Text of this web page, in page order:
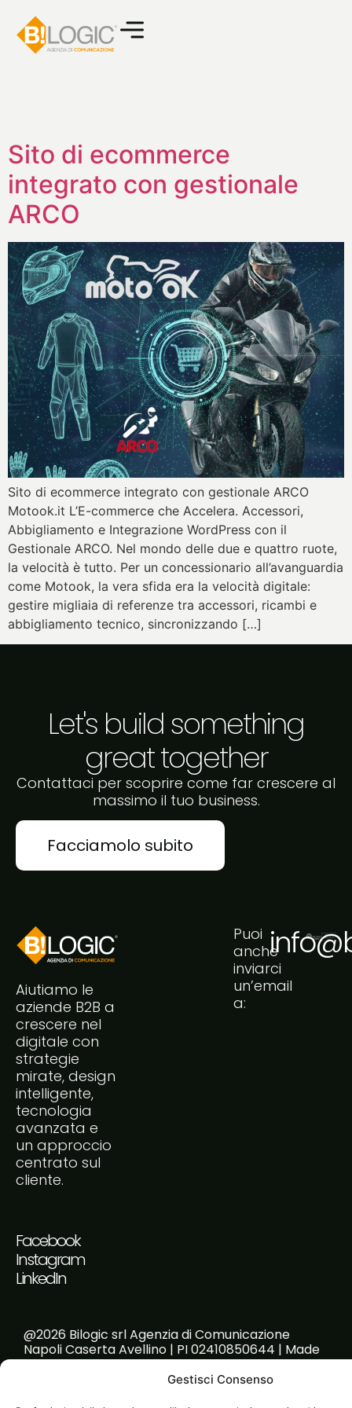
Gestisci Consenso
Sito di ecommerce
integrato con gestionale
ARCO
Sito di ecommerce integrato con gestionale ARCO
Motook.it L’E-commerce che Accelera. Accessori,
Abbigliamento e Integrazione WordPress con il
Gestionale ARCO. Nel mondo delle due e quattro ruote,
la velocità è tutto. Per un concessionario all’avanguardia
come Motook, la vera sfida era la velocità digitale:
gestire migliaia di referenze tra accessori, ricambi e
abbigliamento tecnico, sincronizzando […]
Let's build something
great together
Contattaci per scoprire come far crescere al
massimo il tuo business.
Facciamolo subito
Aiutiamo le
aziende B2B a
crescere nel
digitale con
strategie
mirate, design
intelligente,
tecnologia
avanzata e
un approccio
centrato sul
cliente.
Puoi
anche
inviarci
un’email
a:
Facebook
Instagram
LinkedIn
@2026 Bilogic srl Agenzia di Comunicazione
Napoli Caserta Avellino | PI 02410850644 | Made
with passion!